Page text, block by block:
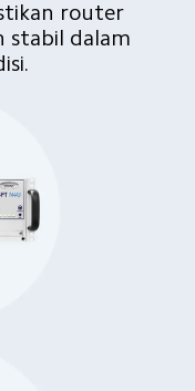
router
stabil dalam